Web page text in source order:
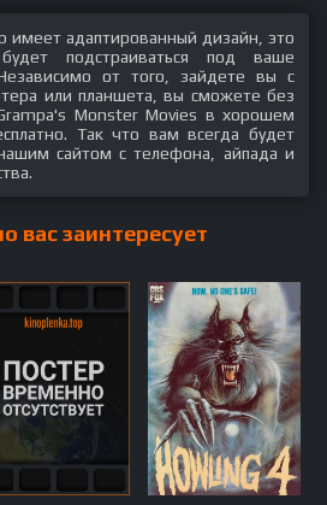
имеет адаптированный дизайн, это
подстраиваться под ваше
от того, зайдете вы с
или планшета, вы сможете без
Monster Movies в хорошем
Так что вам всегда будет
сайтом с телефона, айпада и
вас заинтересует